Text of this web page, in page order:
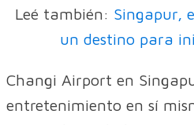
Leé también: Singapur,
un destino para
Changi Airport en
entretenimiento en sí